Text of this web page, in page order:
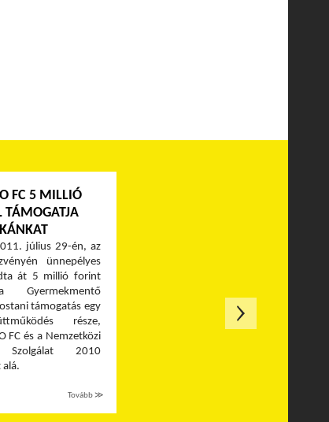
FC 5 MILLIÓ
TÁMOGATJA
július 29-én, az
ünnepélyes
át 5 millió forint
Gyermekmentő
támogatás egy
része,
FC és a Nemzetközi
Szolgálat 2010
Tovább ≫